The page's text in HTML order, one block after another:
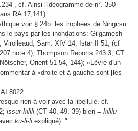
, cf. Ainsi l'idéogramme de n°. 350
RA 17,141).
voir § 24b les trophées de Ningirsu.
le pays par les inondations: Gilgamesh
Virolleaud, Sam. XIV 14; Istar II 51; (cf
note 4); Thompson Reports 243.3; CT
Orient 51-54, 144); «Lèvre d'un
à «droite et à gauche sont [les
8022.
rien à voir avec la libellule, cf.
issur kilili (CT 40, 49, 39) bien = kililu
ku-li-li expliqué). "